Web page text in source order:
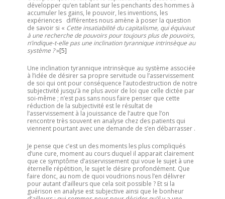
développer qu’en tablant sur les penchants des hommes à
accumuler les gains, le pouvoir, les inventions, les
expériences différentes nous amène à poser la question
de savoir si « Cette insatiabilité du capitalisme, qui équivaut
à une recherche de pouvoirs pour toujours plus de pouvoirs,
n’indique-t-elle pas une inclination tyrannique intrinsèque au
système ?»[5]
Une inclination tyrannique intrinsèque au système associée
à l’idée de désirer sa propre servitude ou l’asservissement
de soi qui ont pour conséquence l’autodestruction de notre
subjectivité jusqu’à ne plus avoir de loi que celle dictée par
soi-même ; n’est pas sans nous faire penser que cette
réduction de la subjectivité est le résultat de
l’asservissement à la jouissance de l’autre que l’on
rencontre très souvent en analyse chez des patients qui
viennent pourtant avec une demande de s’en débarrasser .
Je pense que c’est un des moments les plus compliqués
d’une cure, moment au cours duquel il apparait clairement
que ce symptôme d’asservissement qui voue le sujet à une
éternelle répétition, le sujet le désire profondément. Que
faire donc, au nom de quoi voudrions nous l’en délivrer
pour autant d’ailleurs que cela soit possible ? Et si la
guérison en analyse est subjective ainsi que le bonheur